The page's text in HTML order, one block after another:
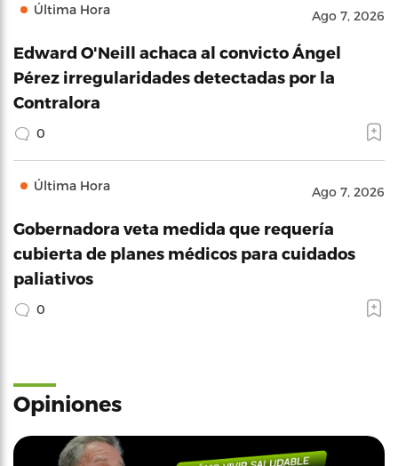
Última Hora Ago 7, 2026
Edward O'Neill achaca al convicto Ángel
Pérez irregularidades detectadas por la
Contralora
0
Última Hora Ago 7, 2026
Gobernadora veta medida que requería
cubierta de planes médicos para cuidados
paliativos
0
Opiniones